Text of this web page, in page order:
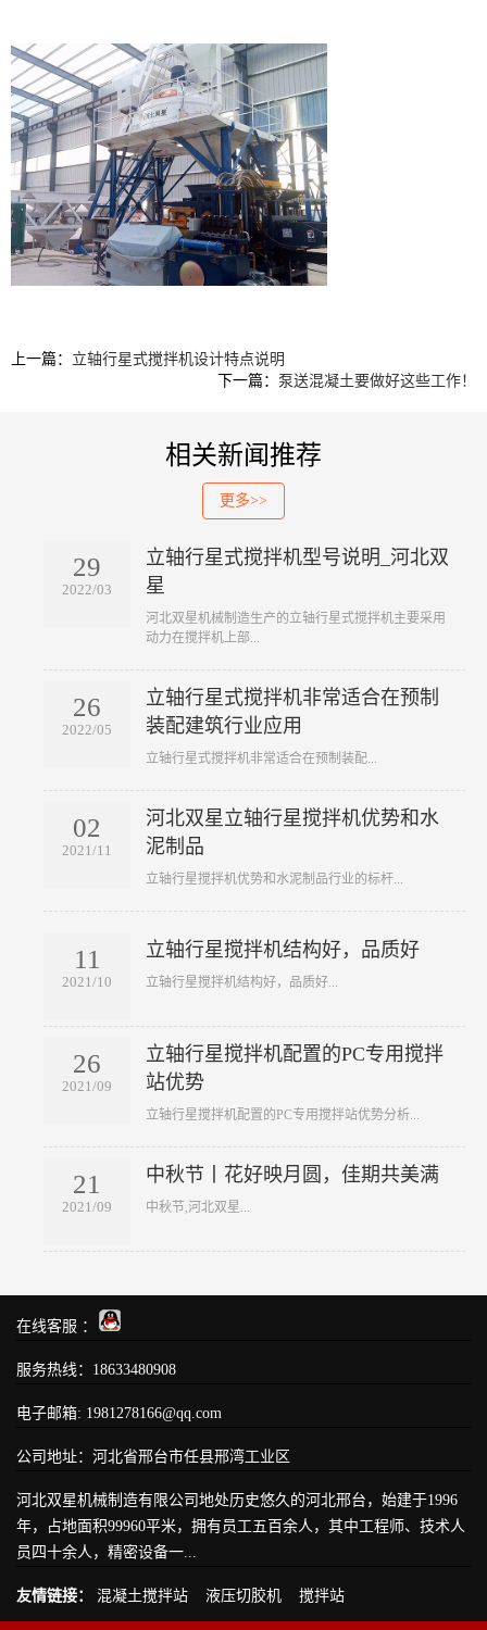
上一篇： 立轴行星式搅拌机设计特点说明
下一篇： 泵送混凝土要做好这些工作！
相关新闻推荐
更多>>
29
2022/03
立轴行星式搅拌机型号说明_河北双
星
​河北双星机械制造生产的立轴行星式搅拌机主要采用
动力在搅拌机上部...
26
2022/05
立轴行星式搅拌机非常适合在预制
装配建筑行业应用
​立轴行星式搅拌机非常适合在预制装配...
02
2021/11
河北双星立轴行星搅拌机优势和水
泥制品
​立轴行星搅拌机优势和水泥制品行业的标杆...
11
2021/10
立轴行星搅拌机结构好，品质好
​立轴行星搅拌机结构好，品质好...
26
2021/09
立轴行星搅拌机配置的PC专用搅拌
站优势
​立轴行星搅拌机配置的PC专用搅拌站优势分析...
21
2021/09
中秋节丨花好映月圆，佳期共美满
​中秋节,河北双星...
在线客服 ：
服务热线： 18633480908
电子邮箱: 1981278166@qq.com
公司地址：河北省邢台市任县邢湾工业区
河北双星机械制造有限公司地处历史悠久的河北邢台，始建于1996
年，占地面积99960平米，拥有员工五百余人，其中工程师、技术人
员四十余人，精密设备一...
友情链接： 混凝土搅拌站 液压切胶机 搅拌站